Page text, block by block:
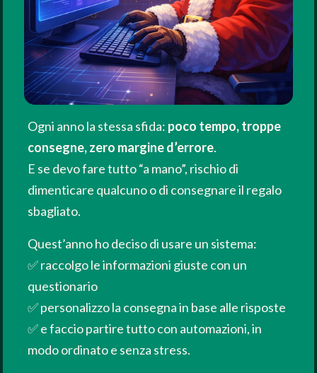
Ogni anno la stessa sfida: poco tempo, troppe
consegne, zero margine d’errore.
E se devo fare tutto “a mano”, rischio di
dimenticare qualcuno o di consegnare il regalo
sbagliato.
Quest’anno ho deciso di usare un sistema:
✅ raccolgo le informazioni giuste con un
questionario
✅ personalizzo la consegna in base alle risposte
✅ e faccio partire tutto con automazioni, in
modo ordinato e senza stress.